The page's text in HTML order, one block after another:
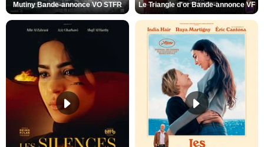
Mutiny Bande-annonce VO STFR Le Triangle d'or Bande-annonce VF